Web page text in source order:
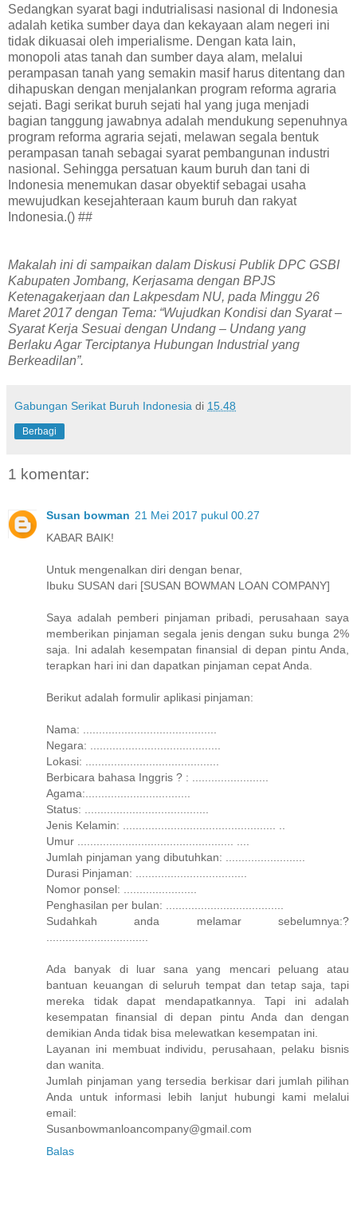
Sedangkan syarat bagi indutrialisasi nasional di Indonesia
adalah ketika sumber daya dan kekayaan alam negeri ini
tidak dikuasai oleh imperialisme. Dengan kata lain,
monopoli atas tanah dan sumber daya alam, melalui
perampasan tanah yang semakin masif harus ditentang dan
dihapuskan dengan menjalankan program reforma agraria
sejati. Bagi serikat buruh sejati hal yang juga menjadi
bagian tanggung jawabnya adalah mendukung sepenuhnya
program reforma agraria sejati, melawan segala bentuk
perampasan tanah sebagai syarat pembangunan industri
nasional. Sehingga persatuan kaum buruh dan tani di
Indonesia menemukan dasar obyektif sebagai usaha
mewujudkan kesejahteraan kaum buruh dan rakyat
Indonesia.() ##
Makalah ini di sampaikan dalam Diskusi Publik DPC GSBI
Kabupaten Jombang, Kerjasama dengan BPJS
Ketenagakerjaan dan Lakpesdam NU, pada Minggu 26
Maret 2017 dengan Tema: “Wujudkan Kondisi dan Syarat –
Syarat Kerja Sesuai dengan Undang – Undang yang
Berlaku Agar Terciptanya Hubungan Industrial yang
Berkeadilan”.
Gabungan Serikat Buruh Indonesia di 15.48
Berbagi
1 komentar:
Susan bowman 21 Mei 2017 pukul 00.27
KABAR BAIK!
Untuk mengenalkan diri dengan benar,
Ibuku SUSAN dari [SUSAN BOWMAN LOAN COMPANY]
Saya adalah pemberi pinjaman pribadi, perusahaan saya
memberikan pinjaman segala jenis dengan suku bunga 2%
saja. Ini adalah kesempatan finansial di depan pintu Anda,
terapkan hari ini dan dapatkan pinjaman cepat Anda.
Berikut adalah formulir aplikasi pinjaman:
Nama: ..........................................
Negara: .........................................
Lokasi: ..........................................
Berbicara bahasa Inggris ? : ........................
Agama:.................................
Status: .......................................
Jenis Kelamin: ................................................ ..
Umur ................................................. ....
Jumlah pinjaman yang dibutuhkan: .........................
Durasi Pinjaman: ...................................
Nomor ponsel: .......................
Penghasilan per bulan: .....................................
Sudahkah anda melamar sebelumnya:?
Ada banyak di luar sana yang mencari peluang atau
bantuan keuangan di seluruh tempat dan tetap saja, tapi
mereka tidak dapat mendapatkannya. Tapi ini adalah
kesempatan finansial di depan pintu Anda dan dengan
demikian Anda tidak bisa melewatkan kesempatan ini.
Layanan ini membuat individu, perusahaan, pelaku bisnis
dan wanita.
Jumlah pinjaman yang tersedia berkisar dari jumlah pilihan
Anda untuk informasi lebih lanjut hubungi kami melalui
email:
Susanbowmanloancompany@gmail.com
Balas